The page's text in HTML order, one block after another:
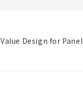
Value Design for Panel